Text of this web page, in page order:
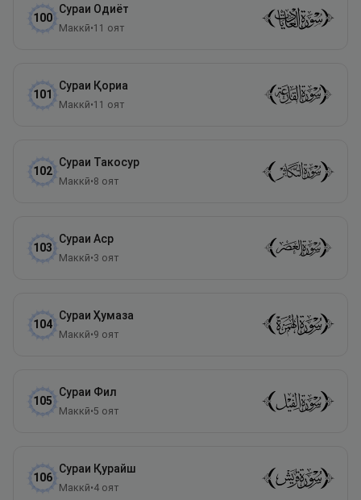
100
Сураи Одиёт
Маккӣ•11 оят
101
Сураи Қориа
Маккӣ•11 оят
102
Сураи Такосур
Маккӣ•8 оят
103
Сураи Аср
Маккӣ•3 оят
104
Сураи Ҳумаза
Маккӣ•9 оят
105
Сураи Фил
Маккӣ•5 оят
106
Сураи Қурайш
Маккӣ•4 оят